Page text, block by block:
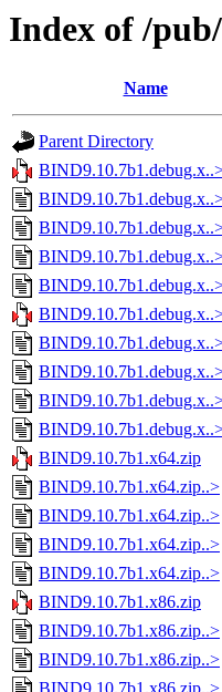
Index of /
Name
Parent Directory
BIND9.10.7b1.x64.zip
BIND9.10.7b1.x64.zip..>
BIND9.10.7b1.x64.zip..>
BIND9.10.7b1.x64.zip..>
BIND9.10.7b1.x64.zip..>
BIND9.10.7b1.x86.zip
BIND9.10.7b1.x86.zip..>
BIND9.10.7b1.x86.zip..>